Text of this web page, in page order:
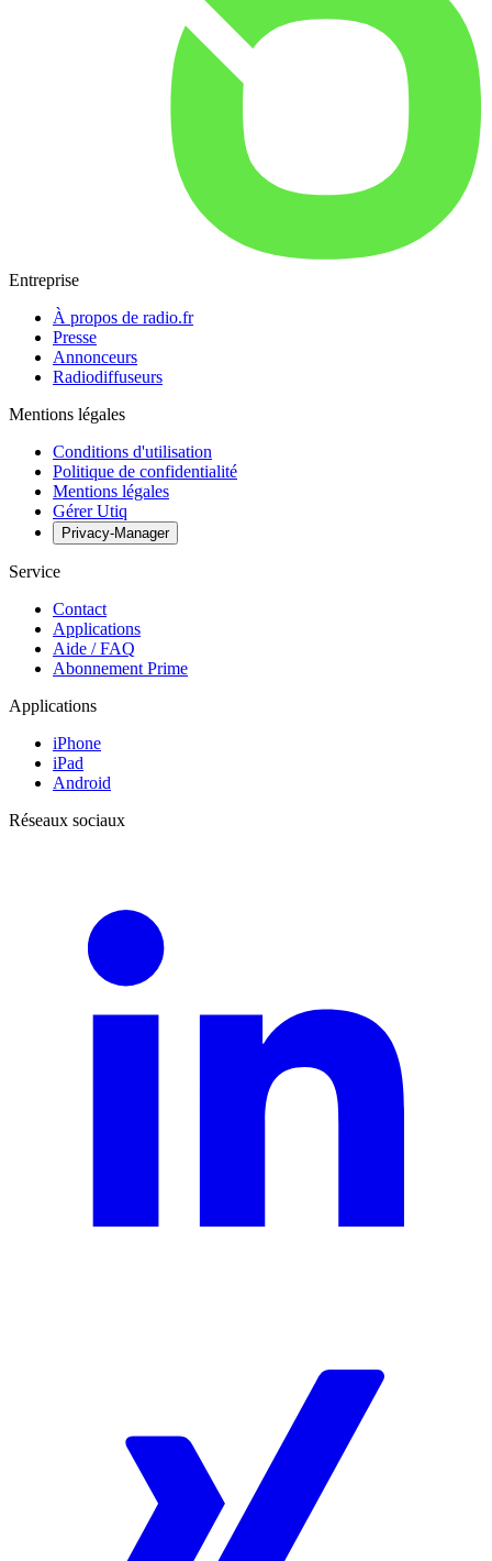
Entreprise
À propos de radio.fr
Presse
Annonceurs
Radiodiffuseurs
Mentions légales
Conditions d'utilisation
Politique de confidentialité
Mentions légales
Gérer Utiq
Privacy-Manager
Service
Contact
Applications
Aide / FAQ
Abonnement Prime
Applications
iPhone
iPad
Android
Réseaux sociaux